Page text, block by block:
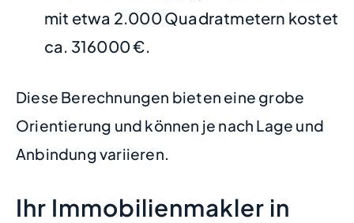
mit etwa 2.000 Quadratmetern kostet
ca. 316000 €.
Diese Berechnungen bieten eine grobe
Orientierung und können je nach Lage und
Anbindung variieren.
Ihr Immobilienmakler in